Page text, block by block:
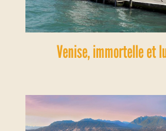
Venise, immortelle et